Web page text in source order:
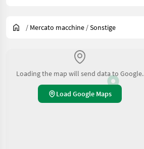
/ Mercato macchine /Sonstige
Loading the map will send data to Google.
Load Google Maps